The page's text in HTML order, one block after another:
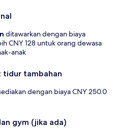
ditawarkan dengan biaya
CNY 128 untuk orang dewasa
anak
tidur tambahan
dengan biaya CNY 250.0
gym (jika ada)